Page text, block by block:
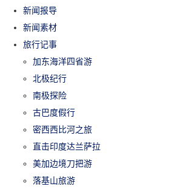
新闻报导
新闻素材
旅行记事
加东海洋四省游
北极纪行
南极探险
古巴度假行
密西西比河之旅
直击印度达兰萨拉
美加边境刀把游
落基山旅游